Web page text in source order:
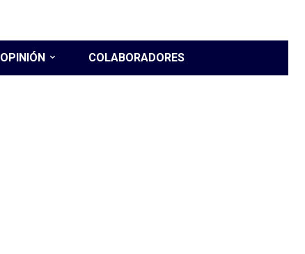
OPINIÓN COLABORADORES